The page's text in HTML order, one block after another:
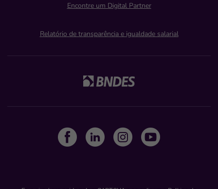
Encontre um Digital Partner
Relatório de transparência e igualdade salarial